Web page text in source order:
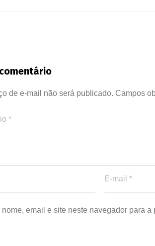
de e-mail não será publicado. Campos
email e site neste navegador para a